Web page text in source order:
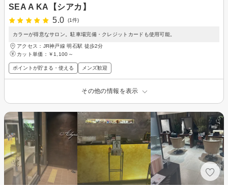
SEA A KA【シアカ】
5.0
(1件)
カラーが得意なサロン。駐車場完備・クレジットカードも使用可能。
アクセス：JR神戸線 明石駅 徒歩2分
カット単価： ￥1,100～
ポイントが貯まる・使える メンズ歓迎
その他の情報を表示